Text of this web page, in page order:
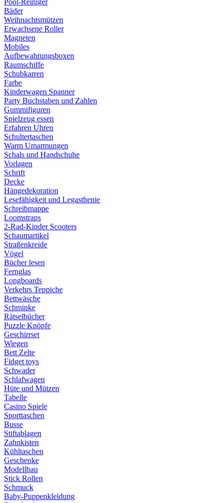
Pool-Reiniger
Bäder
Weihnachtsmützen
Erwachsene Roller
Magneten
Mobiles
Aufbewahrungsboxen
Raumschiffe
Schubkarren
Farbe
Kinderwagen Spanner
Party Buchstaben und Zahlen
Gummifiguren
Spielzeug essen
Erfahren Uhren
Schultertaschen
Warm Umarmungen
Schals und Handschuhe
Vorlagen
Schrift
Decke
Hängedekoration
Lesefähigkeit und Legasthenie
Schreibmappe
Loomstraps
2-Rad-Kinder Scooters
Schaumartikel
Straßenkreide
Vögel
Bücher lesen
Fernglas
Longboards
Verkehrs Teppiche
Bettwäsche
Schminke
Rätselbücher
Puzzle Knöpfe
Geschirrset
Wiegen
Bett Zelte
Fidget toys
Schwader
Schlafwagen
Hüte und Mützen
Tabelle
Casino Spiele
Sporttaschen
Busse
Stiftablagen
Zahnkisten
Kühltaschen
Geschenke
Modellbau
Stick Rollen
Schmuck
Baby-Puppenkleidung